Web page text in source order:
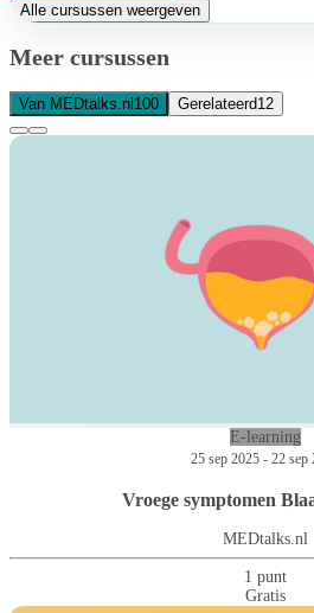
Alle cursussen weergeven
Meer cursussen
Van MEDtalks.nl 100 Gerelateerd12
E-learning
25 sep 2025 - 22 sep
Vroege symptomen
MEDtalks.nl
1 punt
Gratis